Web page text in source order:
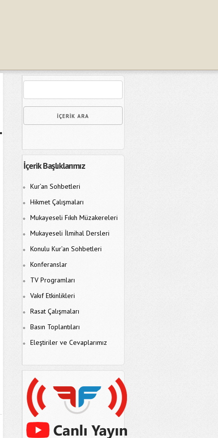
İçerik Başlıklarımız
Kur’an Sohbetleri
Hikmet Çalışmaları
Mukayeseli Fıkıh Müzakereleri
Mukayeseli İlmihal Dersleri
Konulu Kur’an Sohbetleri
Konferanslar
TV Programları
Vakıf Etkinlikleri
Rasat Çalışmaları
Basın Toplantıları
Eleştiriler ve Cevaplarımız